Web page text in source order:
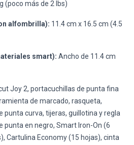
(poco más de 2 lbs)
alfombrilla): 11.4 cm x 16.5 cm (4.5
smart): Ancho de 11.4 cm
Joy 2, portacuchillas de punta fina
de marcado, rasqueta,
punta curva, tijeras, guillotina y regla
punta en negro, Smart Iron-On (6
Cartulina Economy (15 hojas), cinta